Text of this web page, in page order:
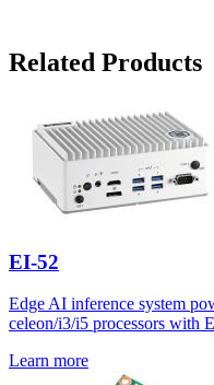
Related Products
EI-52
Edge AI inference system
celeon/i3/i5 processors with
Learn more